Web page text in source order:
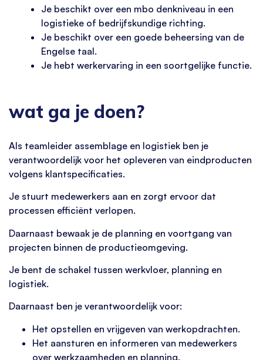
Je beschikt over een mbo denkniveau in een
logistieke of bedrijfskundige richting.
Je beschikt over een goede beheersing van de
Engelse taal.
Je hebt werkervaring in een soortgelijke functie.
wat ga je doen?
Als teamleider assemblage en logistiek ben je
verantwoordelijk voor het opleveren van eindproducten
volgens klantspecificaties.
Je stuurt medewerkers aan en zorgt ervoor dat
processen efficiënt verlopen.
Daarnaast bewaak je de planning en voortgang van
projecten binnen de productieomgeving.
Je bent de schakel tussen werkvloer, planning en
logistiek.
Daarnaast ben je verantwoordelijk voor:
Het opstellen en vrijgeven van werkopdrachten.
Het aansturen en informeren van medewerkers
over werkzaamheden en planning.